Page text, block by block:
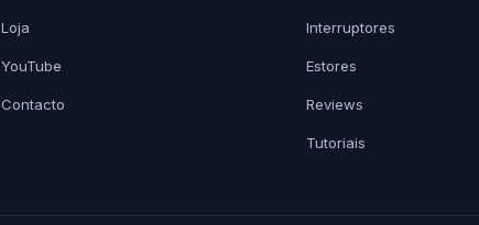
Loja
YouTube
Contacto
Interruptores
Estores
Reviews
Tutoriais